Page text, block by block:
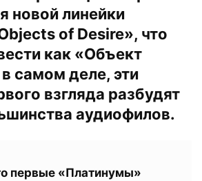
новой линейки
of Desire», что
как «Объект
самом деле, эти
взгляда разбудят
аудиофилов.
первые «Платинумы»